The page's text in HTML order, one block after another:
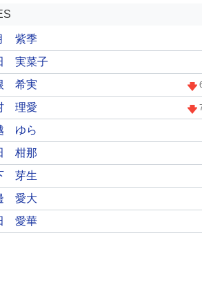
紫季
実菜子
希実
理愛
ゆら
柑那
芽生
愛大
愛華